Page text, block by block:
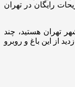
رایگان در تهران
تهران هستید، چند
از این باغ و روبرو